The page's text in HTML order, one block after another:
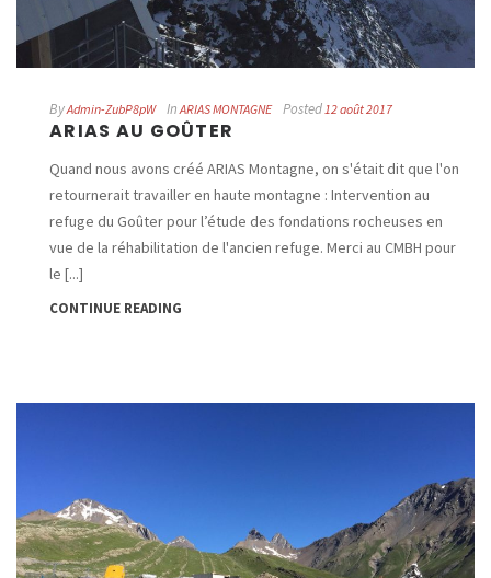
ByAdmin-ZubP8pW In ARIAS MONTAGNE Posted 12 août 2017
ARIAS AU GOÛTER
Quand nous avons créé ARIAS Montagne, on s'était dit que l'on
retournerait travailler en haute montagne : Intervention au
refuge du Goûter pour l’étude des fondations rocheuses en
vue de la réhabilitation de l'ancien refuge. Merci au CMBH pour
le [...]
CONTINUE READING